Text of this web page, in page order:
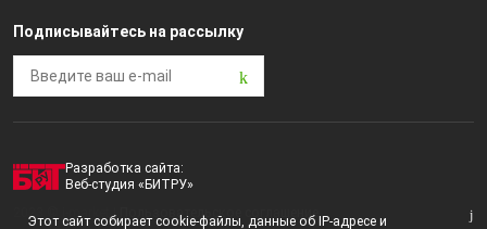
Подписывайтесь на рассылку
Разработка сайта:
Веб-студия «БИТРУ»
2023 © i-market |
Пользовательское соглашение
Этот сайт собирает cookie-файлы, данные об IP-адресе и